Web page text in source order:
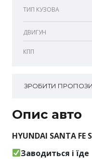
ТИП КУЗОВА
ДВИГУН
КПП
ЗРОБИТИ
Опис авто
HYUNDAI SANTA FE
Заводиться і їде